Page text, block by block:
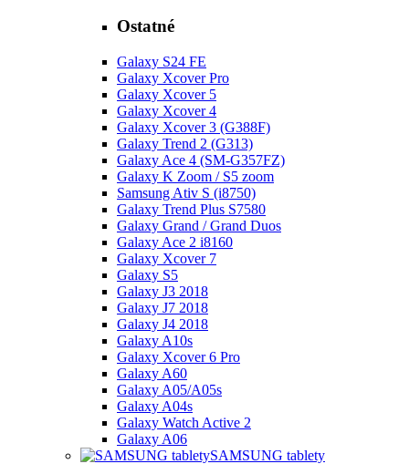
Ostatné
Galaxy S24 FE
Galaxy Xcover Pro
Galaxy Xcover 5
Galaxy Xcover 4
Galaxy Xcover 3 (G388F)
Galaxy Trend 2 (G313)
Galaxy Ace 4 (SM-G357FZ)
Galaxy K Zoom / S5 zoom
Samsung Ativ S (i8750)
Galaxy Trend Plus S7580
Galaxy Grand / Grand Duos
Galaxy Ace 2 i8160
Galaxy Xcover 7
Galaxy S5
Galaxy J3 2018
Galaxy J7 2018
Galaxy J4 2018
Galaxy A10s
Galaxy Xcover 6 Pro
Galaxy A60
Galaxy A05/A05s
Galaxy A04s
Galaxy Watch Active 2
Galaxy A06
SAMSUNG tablety